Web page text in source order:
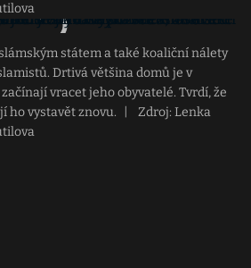
státem a také koaliční nálety
Drtivá většina domů je v
vracet jeho obyvatelé. Tvrdí, že
ho vystavět znovu.
Zdroj: Lenka